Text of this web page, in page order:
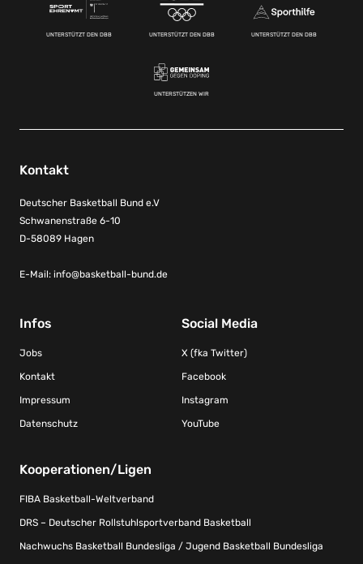
UNTERSTÜTZT DEN DBB UNTERSTÜTZT DEN DBB UNTERSTÜTZT DEN DBB
UNTERSTÜTZEN WIR
Kontakt
Deutscher Basketball Bund e.V
Schwanenstraße 6-10
D-58089 Hagen
E-Mail: info@basketball-bund.de
Infos
Jobs
Kontakt
Impressum
Datenschutz
Social Media
X (fka Twitter)
Facebook
Instagram
YouTube
Kooperationen/Ligen
FIBA Basketball-Weltverband
DRS – Deutscher Rollstuhlsportverband Basketball
Nachwuchs Basketball Bundesliga / Jugend Basketball Bundesliga